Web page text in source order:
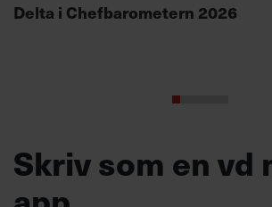
Delta i Chefbarometern 2026
Skriv som en vd